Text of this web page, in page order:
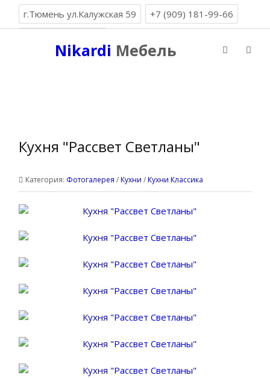
г.Тюмень ул.Калужская 59
+7 (909) 181-99-66
Nikardi Мебель
Кухня "Рассвет Светланы"
Категория: Фотогалерея /Кухни /Кухни Классика